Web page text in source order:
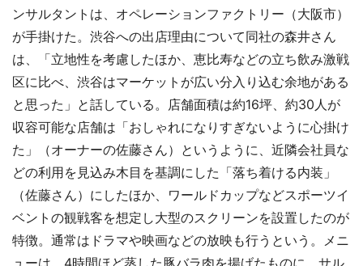
ンサルタントは、オペレーションファクトリー（大阪市）
が手掛けた。渋谷への出店理由について同社の森井さん
は、「立地性を考慮したほか、恵比寿などの立ち飲み激戦
区に比べ、渋谷はマーケットが広い分入り込む余地がある
と思った」と話している。店舗面積は約16坪、約30人が
収容可能な店舗は「おしゃれになりすぎないように心掛け
た」（オーナーの佐藤さん）というように、近隣会社員な
どの利用を見込み木目を基調にした「落ち着ける内装」
（佐藤さん）にしたほか、ワールドカップなどスポーツイ
ベントの観戦客を想定し大型のスクリーンを設置したのが
特徴。通常はドラマや映画などの放映も行うという。メニ
ューは、4時間ほど蒸した豚バラ肉を揚げたものに、サル